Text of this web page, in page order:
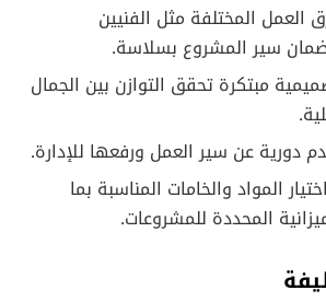
العمل المختلفة مثل الفنيين
سير المشروع بسلاسة.
مبتكرة تحقق التوازن بين الجمال
دورية عن سير العمل ورفعها للإدارة.
المواد والخامات المناسبة بما
المحددة للمشروعات.